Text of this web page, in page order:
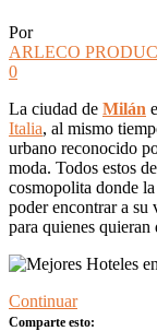
Por
ARLECO
0
La ciudad de Milán
Italia, al mismo
urbano reconocido
moda. Todos estos
cosmopolita donde
poder encontrar a su
para quienes
Continuar
Comparte esto: